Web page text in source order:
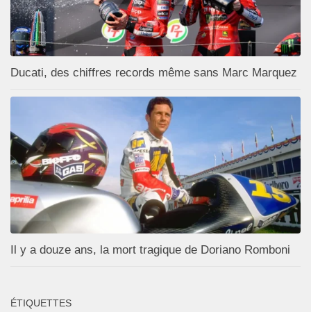
Ducati, des chiffres records même sans Marc Marquez
Il y a douze ans, la mort tragique de Doriano Romboni
ÉTIQUETTES